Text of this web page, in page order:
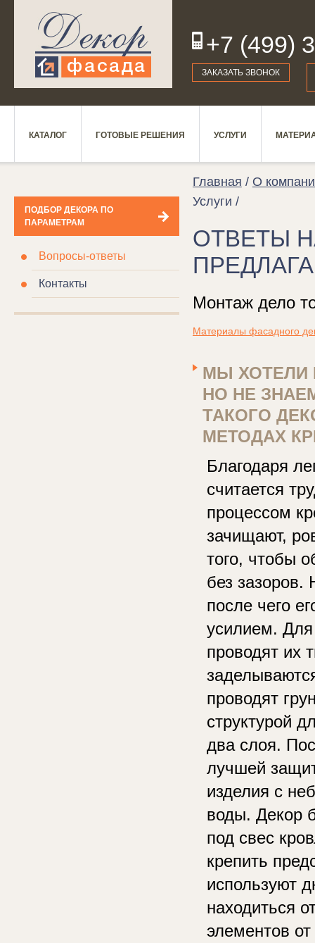
+7 (499)
19
ЗАКАЗАТЬ ЗВОНОК
КАТАЛОГ ГОТОВЫЕ РЕШЕНИЯ УСЛУГИ
ПОДБОР ДЕКОРА ПО
ПАРАМЕТРАМ
Вопросы-ответы
Контакты
Главная / О
Услуги /
ОТВЕТЫ
Монтаж дело
Материалы фасадного
МЫ ХОТЕЛИ
НО НЕ
ТАКОГО
МЕТОДАХ
Благодаря
считается
процессом
зачищают,
того, чтобы
без зазоров.
после чего
усилием. Для
проводят их
проводят
структурой
два слоя.
лучшей
изделия с
воды. Декор
под свес
крепить
используют
находиться
элементов